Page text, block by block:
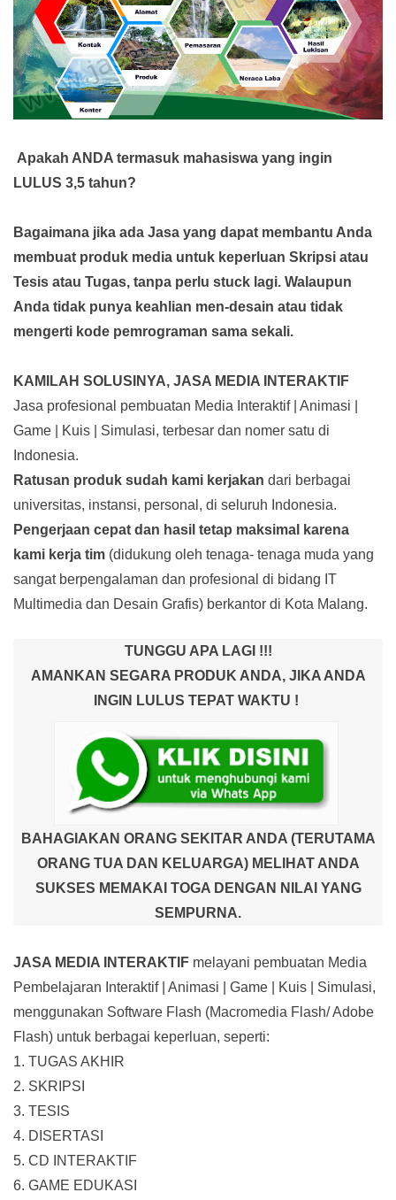
Apakah ANDA termasuk mahasiswa yang ingin
LULUS 3,5 tahun?
Bagaimana jika ada Jasa yang dapat membantu Anda
membuat produk media untuk keperluan Skripsi atau
Tesis atau Tugas, tanpa perlu stuck lagi. Walaupun
Anda tidak punya keahlian men-desain atau tidak
mengerti kode pemrograman sama sekali.
KAMILAH SOLUSINYA, JASA MEDIA INTERAKTIF
Jasa profesional pembuatan Media Interaktif | Animasi |
Game | Kuis | Simulasi, terbesar dan nomer satu di
Indonesia.
Ratusan produk sudah kami kerjakan dari berbagai
universitas, instansi, personal, di seluruh Indonesia.
Pengerjaan cepat dan hasil tetap maksimal karena
kami kerja tim (didukung oleh tenaga- tenaga muda yang
sangat berpengalaman dan profesional di bidang IT
Multimedia dan Desain Grafis) berkantor di Kota Malang.
TUNGGU APA LAGI !!!
AMANKAN SEGARA PRODUK ANDA, JIKA ANDA
INGIN LULUS TEPAT WAKTU !
BAHAGIAKAN ORANG SEKITAR ANDA (TERUTAMA
ORANG TUA DAN KELUARGA) MELIHAT ANDA
SUKSES MEMAKAI TOGA DENGAN NILAI YANG
SEMPURNA.
JASA MEDIA INTERAKTIF melayani pembuatan Media
Pembelajaran Interaktif| Animasi | Game | Kuis | Simulasi,
menggunakan Software Flash (Macromedia Flash/ Adobe
Flash) untuk berbagai keperluan, seperti:
1. TUGAS AKHIR
2. SKRIPSI
3. TESIS
4. DISERTASI
5. CD INTERAKTIF
6. GAME EDUKASI